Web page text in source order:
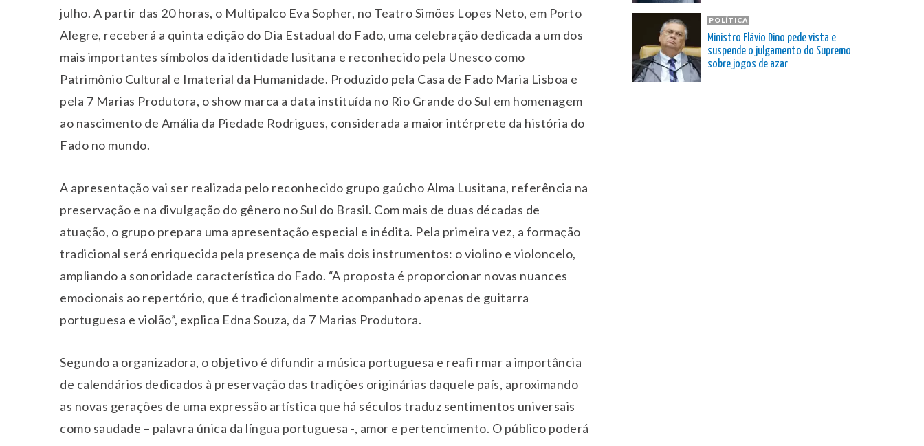
julho. A partir das 20 horas, o Multipalco Eva Sopher, no Teatro Simões Lopes Neto, em Porto
Alegre, receberá a quinta edição do Dia Estadual do Fado, uma celebração dedicada a um dos
mais importantes símbolos da identidade lusitana e reconhecido pela Unesco como
Patrimônio Cultural e Imaterial da Humanidade. Produzido pela Casa de Fado Maria Lisboa e
pela 7 Marias Produtora, o show marca a data instituída no Rio Grande do Sul em homenagem
ao nascimento de Amália da Piedade Rodrigues, considerada a maior intérprete da história do
Fado no mundo.
A apresentação vai ser realizada pelo reconhecido grupo gaúcho Alma Lusitana, referência na
preservação e na divulgação do gênero no Sul do Brasil. Com mais de duas décadas de
atuação, o grupo prepara uma apresentação especial e inédita. Pela primeira vez, a formação
tradicional será enriquecida pela presença de mais dois instrumentos: o violino e violoncelo,
ampliando a sonoridade característica do Fado. “A proposta é proporcionar novas nuances
emocionais ao repertório, que é tradicionalmente acompanhado apenas de guitarra
portuguesa e violão”, explica Edna Souza, da 7 Marias Produtora.
Segundo a organizadora, o objetivo é difundir a música portuguesa e reafi rmar a importância
de calendários dedicados à preservação das tradições originárias daquele país, aproximando
as novas gerações de uma expressão artística que há séculos traduz sentimentos universais
como saudade – palavra única da língua portuguesa -, amor e pertencimento. O público poderá
POLÍTICA
Ministro Flávio Dino pede vista e
suspende o julgamento do Supremo
sobre jogos de azar